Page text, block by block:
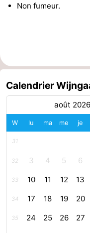
Monuments
-
de
vue
-
Terrains
de
jeux
Aires
de
Bowling
Non fumeur.
Calendrier
août 2026
W lu ma me je
31
32 3 4 5 6
33 10 11 12 13
34 17 18 19 20
35 24 25 26 27